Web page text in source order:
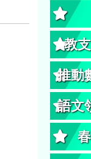
教
推動
語文